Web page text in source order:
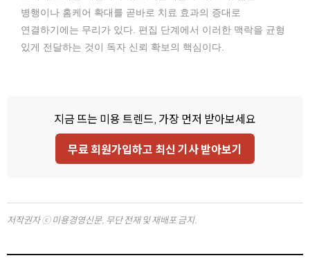
병행이나 홈케어 확대를 곧바로 치료 효과의 증대로
연결하기에는 무리가 있다. 편집 단계에서 이러한 맥락을 균형
있게 전달하는 것이 독자 신뢰 확보의 핵심이다.
지금 뜨는 미용 트렌드, 가장 먼저 받아보세요
무료 회원가입하고 최신 기사 받아보기
저작권자 ⓒ 미용경영신문, 무단 전재 및 재배포 금지.